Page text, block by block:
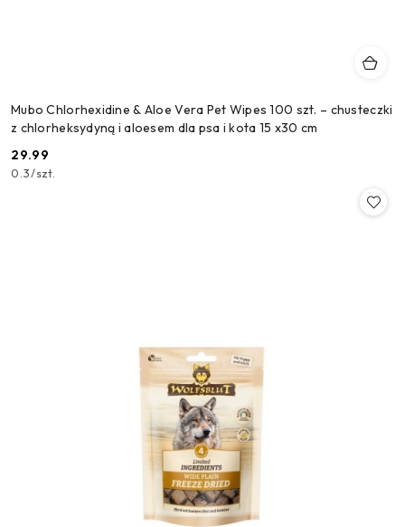
Mubo Chlorhexidine & Aloe Vera Pet Wipes 100 szt. – chusteczki
z chlorheksydyną i aloesem dla psa i kota 15 x30 cm
Cena:
29.99
0.3/szt.